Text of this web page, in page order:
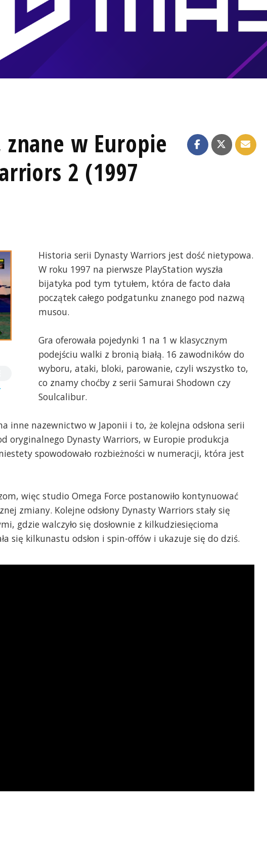
w Europie
2 (1997
Historia serii Dynasty Warriors jest dość nietypowa.
W roku 1997 na pierwsze PlayStation wyszła
bijatyka pod tym tytułem, która de facto dała
początek całego podgatunku znanego pod nazwą
musou.
Gra oferowała pojedynki 1 na 1 w klasycznym
podejściu walki z bronią białą. 16 zawodników do
wyboru, ataki, bloki, parowanie, czyli wszystko to,
co znamy choćby z serii Samurai Shodown czy
Soulcalibur.
inne nazewnictwo w Japonii i to, że kolejna odsłona serii
oryginalnego Dynasty Warriors, w Europie produkcja
spowodowało rozbieżności w numeracji, która jest
więc studio Omega Force postanowiło kontynuować
zmiany. Kolejne odsłony Dynasty Warriors stały się
gdzie walczyło się dosłownie z kilkudziesięcioma
się kilkunastu odsłon i spin-offów i ukazuje się do dziś.